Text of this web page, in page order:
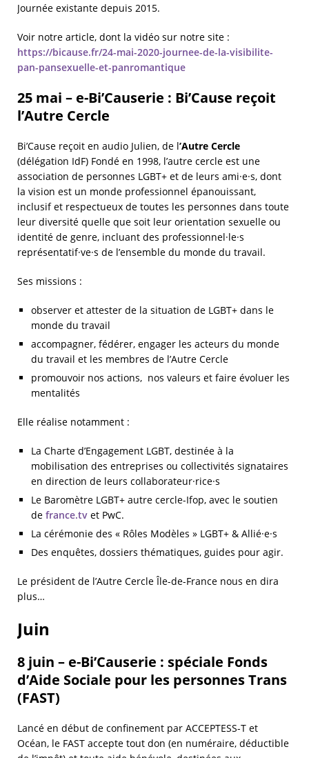
Journée existante depuis 2015.
Voir notre article, dont la vidéo sur notre site :
https://bicause.fr/24-mai-2020-journee-de-la-visibilite-
pan-pansexuelle-et-panromantique
25 mai – e-Bi’Causerie : Bi’Cause reçoit
l’Autre Cercle
Bi’Cause reçoit en audio Julien, de l’Autre Cercle
(délégation IdF) Fondé en 1998, l’autre cercle est une
association de personnes LGBT+ et de leurs ami·e·s, dont
la vision est un monde professionnel épanouissant,
inclusif et respectueux de toutes les personnes dans toute
leur diversité quelle que soit leur orientation sexuelle ou
identité de genre, incluant des professionnel·le·s
représentatif·ve·s de l’ensemble du monde du travail.
Ses missions :
observer et attester de la situation de LGBT+ dans le
monde du travail
accompagner, fédérer, engager les acteurs du monde
du travail et les membres de l’Autre Cercle
promouvoir nos actions, nos valeurs et faire évoluer les
mentalités
Elle réalise notamment :
La Charte d’Engagement LGBT, destinée à la
mobilisation des entreprises ou collectivités signataires
en direction de leurs collaborateur·rice·s
Le Baromètre LGBT+ autre cercle-Ifop, avec le soutien
de france.tv et PwC.
La cérémonie des « Rôles Modèles » LGBT+ & Allié·e·s
Des enquêtes, dossiers thématiques, guides pour agir.
Le président de l’Autre Cercle Île-de-France nous en dira
plus…
Juin
8 juin – e-Bi’Causerie : spéciale Fonds
d’Aide Sociale pour les personnes Trans
(FAST)
Lancé en début de confinement par ACCEPTESS-T et
Océan, le FAST accepte tout don (en numéraire, déductible